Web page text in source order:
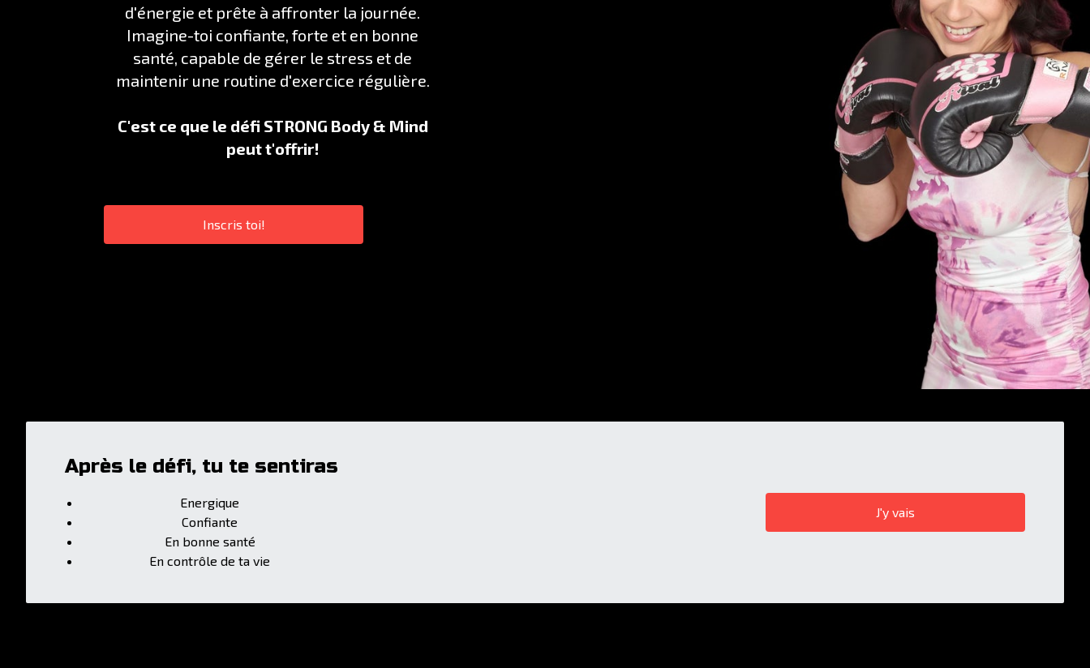
d'énergie et prête à affronter la journée.
Imagine-toi confiante, forte et en bonne
santé, capable de gérer le stress et de
maintenir une routine d'exercice régulière.
C'est ce que le défi STRONG Body & Mind
peut t'offrir!
Inscris toi!
Après le défi, tu te sentiras
Energique
Confiante
En bonne santé
En contrôle de ta vie
J'y vais